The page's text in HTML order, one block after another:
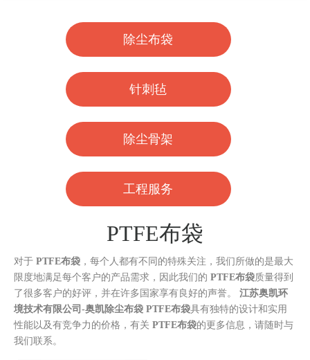
除尘布袋
针刺毡
除尘骨架
工程服务
PTFE布袋
对于 PTFE布袋 ，每个人都有不同的特殊关注，我们所做的是最大
限度地满足每个客户的产品需求，因此我们的 PTFE布袋质量得到
了很多客户的好评，并在许多国家享有良好的声誉。 江苏奥凯环
境技术有限公司-奥凯除尘布袋 PTFE布袋具有独特的设计和实用
性能以及有竞争力的价格，有关 PTFE布袋的更多信息，请随时与
我们联系。